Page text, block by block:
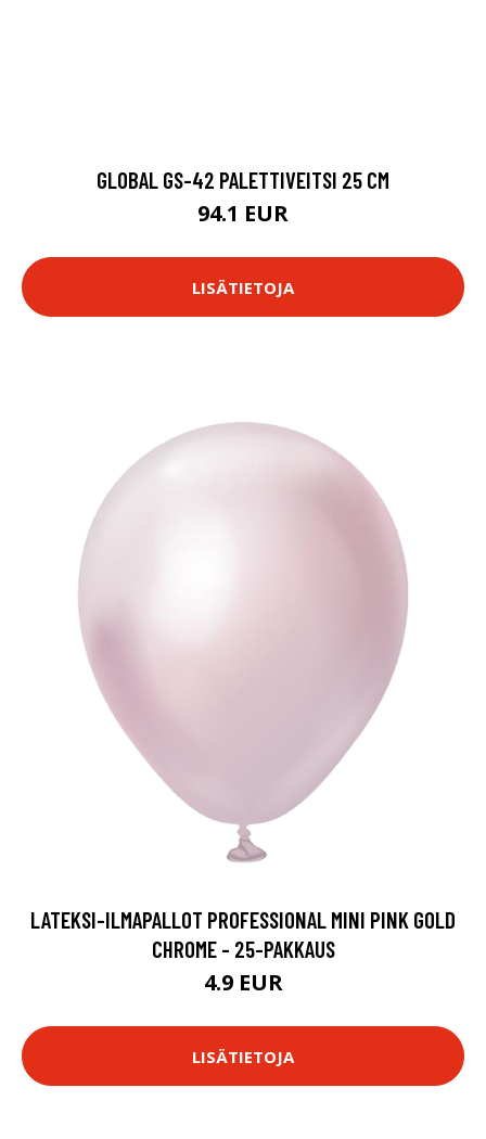
GLOBAL GS-42 PALETTIVEITSI 25 CM
94.1 EUR
LISÄTIETOJA
LATEKSI-ILMAPALLOT PROFESSIONAL MINI PINK GOLD
CHROME - 25-PAKKAUS
4.9 EUR
LISÄTIETOJA